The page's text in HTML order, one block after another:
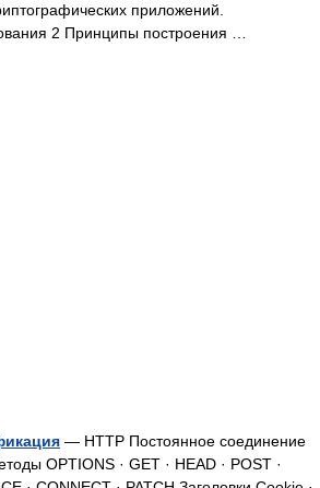
приложений.
2 Принципы построения …
— HTTP Постоянное соединение
OPTIONS · GET · HEAD · POST ·